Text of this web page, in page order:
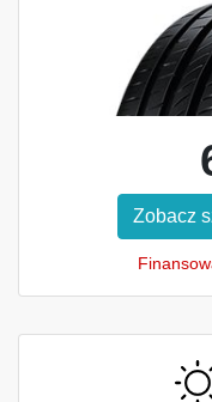
Zobacz